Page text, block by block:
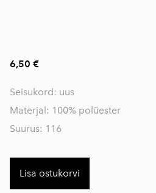
6,50 €
Seisukord: uus
Materjal: 100% polüester
Suurus: 116
Lisa ostukorvi